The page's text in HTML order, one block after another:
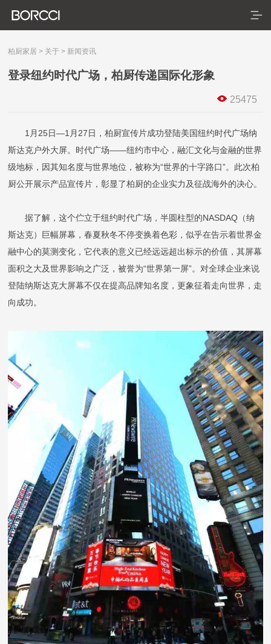
典藏系列
臻享系列
悦居系列
配套产品
家装美图
服务
门店查询
防伪查询
服务体系
合作
发展历程
荣誉资质
新闻资讯
联系
柏厨家居 > 关于 > 新闻资讯
登录纽约时代广场，柏厨传递国际化形象
25475
1月25日—1月27日，柏厨宣传片成功登陆美国纽约时代广场纳
斯达克户外大屏。时代广场——纽约市中心，融汇文化与金融的世界
级地标，因其知名度与世界地位，被称为“世界的十字路口”。此次柏
厨公开展示产品宣传片，彰显了柏厨的企业实力及征战海外的决心。
据了解，这个伫立于纽约时代广场，半圆柱型的NASDAQ（纳
斯达克）巨幅屏幕，春夏秋冬不停变换着色彩，似乎在告示着世界金
融中心的莫测变化，它代表的意义已经远远超出标示的价值，其屏幕
面积之大及世界影响之广泛，被誉为“世界第一屏”。对全球企业来说
登陆纳斯达克大屏幕不仅在提高品牌知名度，更象征着走向世界，走
向成功。